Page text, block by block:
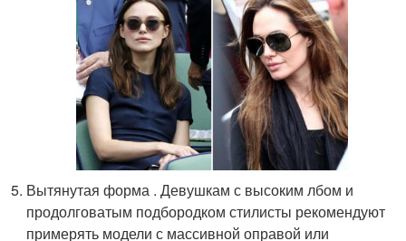
Вытянутая форма . Девушкам с высоким лбом и
продолговатым подбородком стилисты рекомендуют
примерять модели с массивной оправой или